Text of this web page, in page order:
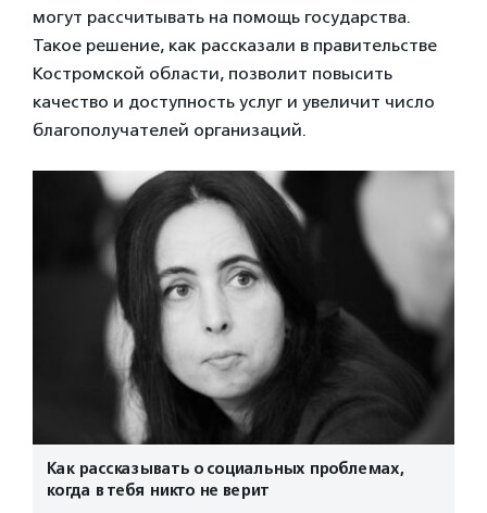
могут рассчитывать на помощь государства.
Такое решение, как рассказали в правительстве
Костромской области, позволит повысить
качество и доступность услуг и увеличит число
благополучателей организаций.
Как рассказывать о социальных проблемах,
когда в тебя никто не верит